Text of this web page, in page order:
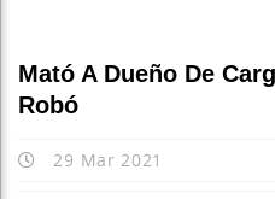
Mató A Dueño De
Robó
29 Mar 2021